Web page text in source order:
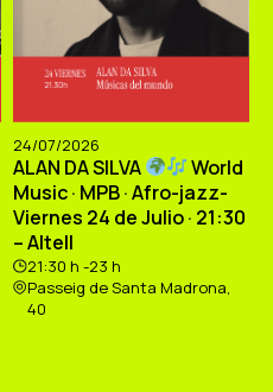
24/07/2026
ALAN DA SILVA
World
Music · MPB · Afro-jazz-
Viernes 24 de Julio · 21:30
– Altell
21:30 h -23 h
Passeig de Santa Madrona,
40